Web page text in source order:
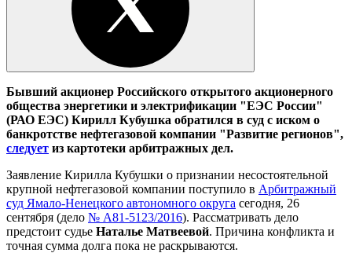
Бывший акционер Российского открытого акционерного
общества энергетики и электрификации "ЕЭС России"
(РАО ЕЭС) Кирилл Кубушка обратился в суд с иском о
банкротстве нефтегазовой компании "Развитие регионов",
следует из картотеки арбитражных дел.
Заявление Кирилла Кубушки о признании несостоятельной
крупной нефтегазовой компании поступило в Арбитражный
суд Ямало-Ненецкого автономного округа сегодня, 26
сентября (дело № А81-5123/2016). Рассматривать дело
предстоит судье Наталье Матвеевой. Причина конфликта и
точная сумма долга пока не раскрываются.